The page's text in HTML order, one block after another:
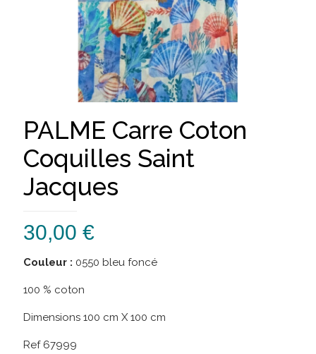
PALME Carre Coton
Coquilles Saint
Jacques
30,00 €
Couleur : 0550 bleu foncé
100 % coton
Dimensions 100 cm X 100 cm
Ref 67999